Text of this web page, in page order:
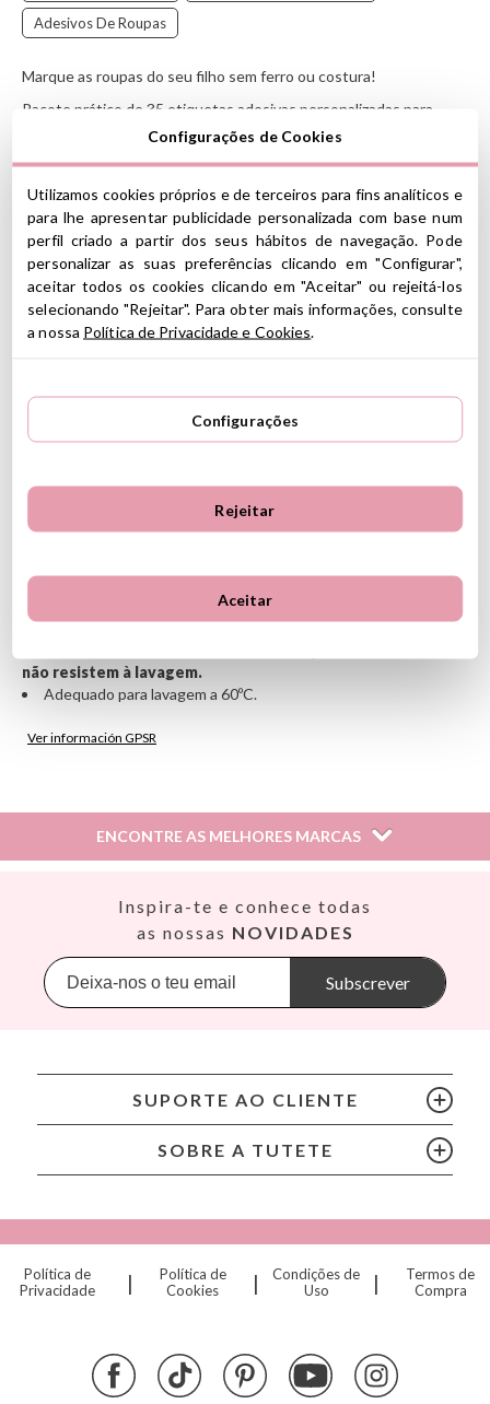
Adesivos De Roupas
Marque as roupas do seu filho sem ferro ou costura!
Pacote prático de 35 etiquetas adesivas personalizadas para
têxteis. Perfeito para etiquetar roupas temporariamente
!
Com as etiquetas adesivas, você pode identificar as roupas do
seu filho, são perfeitas para escolas, creches e aulas de esportes.
São ótimos, pois não precisam de ferro, basta pressionar a
etiqueta da peça que você vai personalizar. Você pode removê-lo
quando precisar, pois é um produto temporário e resiste à
lavagem na máquina de lavar
roupa.
Alta aderência.
não resistem à lavagem.
Adequado para lavagem a 60ºC.
Ver información GPSR
sobre Seguridad General de Productos (GPSR).
30500, Molina de Segura, Murcia
dpd@tutete.com
ENCONTRE AS MELHORES MARCAS
Banwood
BIBS
Cristina de Jos'h
Djeco
Inspira-te e conhece todas
as nossas NOVIDADES
Subscrever
SUPORTE AO CLIENTE
SOBRE A TUTETE
Política de
Privacidade
|
Política de
Cookies
|
Condições de
Uso
|
Termos de
Compra
Configurações de Cookies
Utilizamos cookies próprios e de terceiros para fins analíticos e
para lhe apresentar publicidade personalizada com base num
perfil criado a partir dos seus hábitos de navegação. Pode
personalizar as suas preferências clicando em "Configurar",
aceitar todos os cookies clicando em "Aceitar" ou rejeitá-los
selecionando "Rejeitar". Para obter mais informações, consulte
a nossa Política de Privacidade e Cookies.
Configurações
Rejeitar
Aceitar